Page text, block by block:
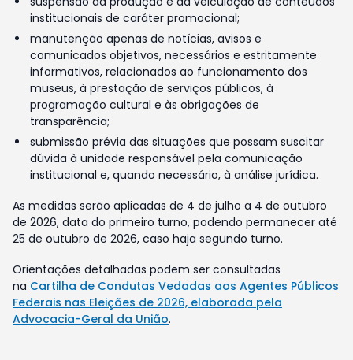
institucionais de caráter promocional;
manutenção apenas de notícias, avisos e
comunicados objetivos, necessários e estritamente
informativos, relacionados ao funcionamento dos
museus, à prestação de serviços públicos, à
programação cultural e às obrigações de
transparência;
submissão prévia das situações que possam suscitar
dúvida à unidade responsável pela comunicação
institucional e, quando necessário, à análise jurídica.
As medidas serão aplicadas de 4 de julho a 4 de outubro
de 2026, data do primeiro turno, podendo permanecer até
25 de outubro de 2026, caso haja segundo turno.
Orientações detalhadas podem ser consultadas
na Cartilha de Condutas Vedadas aos Agentes Públicos
Federais nas Eleições de 2026, elaborada pela
Advocacia-Geral da União.